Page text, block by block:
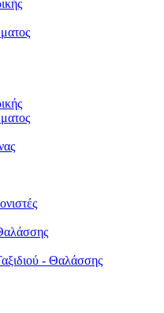
- Θαλάσσης